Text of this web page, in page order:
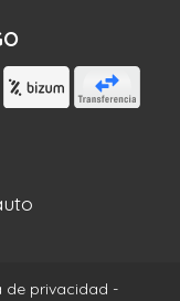
de privacidad -